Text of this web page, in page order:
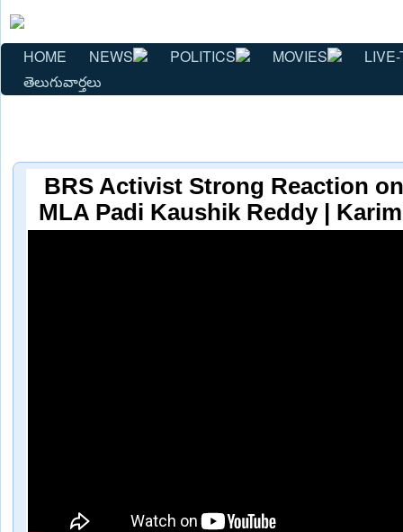
HOME NEWS POLITICS MOVIES
తెలుగువార్తలు
BRS Activist Strong Reaction
MLA Padi Kaushik Reddy |